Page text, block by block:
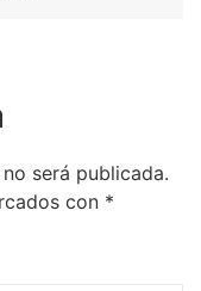
será publicada.
con *